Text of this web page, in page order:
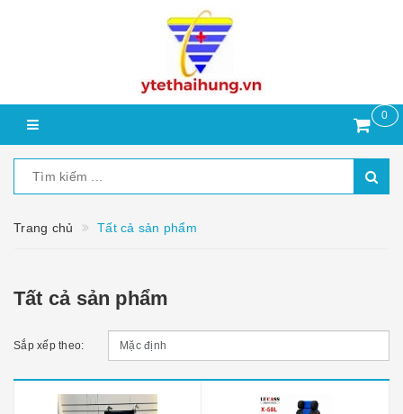
0
Trang chủ Tất cả sản phẩm
Tất cả sản phẩm
Sắp xếp theo: